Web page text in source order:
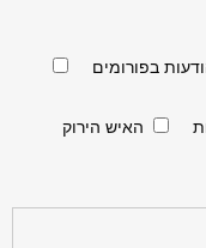
בפורומים
האיש הירוק